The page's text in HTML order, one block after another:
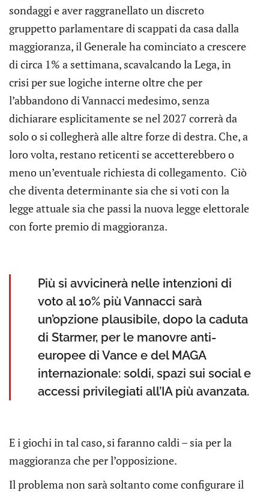
sondaggi e aver raggranellato un discreto
gruppetto parlamentare di scappati da casa dalla
maggioranza, il Generale ha cominciato a crescere
di circa 1% a settimana, scavalcando la Lega, in
crisi per sue logiche interne oltre che per
l’abbandono di Vannacci medesimo, senza
dichiarare esplicitamente se nel 2027 correrà da
solo o si collegherà alle altre forze di destra. Che, a
loro volta, restano reticenti se accetterebbero o
meno un’eventuale richiesta di collegamento. Ciò
che diventa determinante sia che si voti con la
legge attuale sia che passi la nuova legge elettorale
con forte premio di maggioranza.
Più si avvicinerà nelle intenzioni di
voto al 10% più Vannacci sarà
un’opzione plausibile, dopo la caduta
di Starmer, per le manovre anti-
europee di Vance e del MAGA
internazionale: soldi, spazi sui social e
accessi privilegiati all’IA più avanzata.
E i giochi in tal caso, si faranno caldi – sia per la
maggioranza che per l’opposizione.
Il problema non sarà soltanto come configurare il